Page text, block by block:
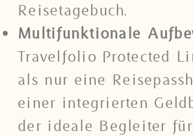
Reisetagebuch.
Multifunktionale
Travelfolio Protected
als nur eine
einer integrierten
der ideale Begleiter